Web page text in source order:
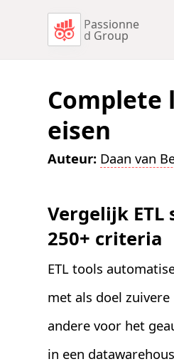
Passionne
d Group
Complete
eisen
Auteur: Daan van
Vergelijk
250+ criteria
ETL tools
met als doel
andere voor het
in een